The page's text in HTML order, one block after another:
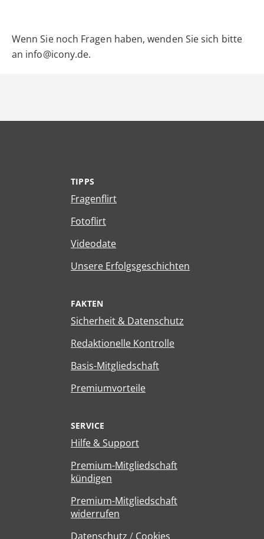
Wenn Sie noch Fragen haben, wenden Sie sich bitte
an info@icony.de.
TIPPS
Fragenflirt
Fotoflirt
Videodate
Unsere Erfolgsgeschichten
FAKTEN
Sicherheit & Datenschutz
Redaktionelle Kontrolle
Basis-Mitgliedschaft
Premiumvorteile
SERVICE
Hilfe & Support
Premium-Mitgliedschaft
kündigen
Premium-Mitgliedschaft
widerrufen
Datenschutz / Cookies